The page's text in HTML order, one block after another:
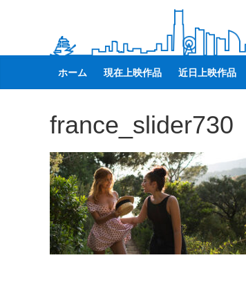
マ
リ
ン
た
い
映
画
は
こ
の
ホーム 現在上映作品 近日上映作品
france_slider730